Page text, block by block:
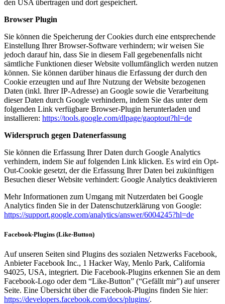
den USA übertragen und dort gespeichert.
Browser Plugin
Sie können die Speicherung der Cookies durch eine entsprechende
Einstellung Ihrer Browser-Software verhindern; wir weisen Sie
jedoch darauf hin, dass Sie in diesem Fall gegebenenfalls nicht
sämtliche Funktionen dieser Website vollumfänglich werden nutzen
können. Sie können darüber hinaus die Erfassung der durch den
Cookie erzeugten und auf Ihre Nutzung der Website bezogenen
Daten (inkl. Ihrer IP-Adresse) an Google sowie die Verarbeitung
dieser Daten durch Google verhindern, indem Sie das unter dem
folgenden Link verfügbare Browser-Plugin herunterladen und
installieren: https://tools.google.com/dlpage/gaoptout?hl=de
Widerspruch gegen Datenerfassung
Sie können die Erfassung Ihrer Daten durch Google Analytics
verhindern, indem Sie auf folgenden Link klicken. Es wird ein Opt-
Out-Cookie gesetzt, der die Erfassung Ihrer Daten bei zukünftigen
Besuchen dieser Website verhindert: Google Analytics deaktivieren
Mehr Informationen zum Umgang mit Nutzerdaten bei Google
Analytics finden Sie in der Datenschutzerklärung von Google:
https://support.google.com/analytics/answer/6004245?hl=de
Facebook-Plugins (Like-Button)
Auf unseren Seiten sind Plugins des sozialen Netzwerks Facebook,
Anbieter Facebook Inc., 1 Hacker Way, Menlo Park, California
94025, USA, integriert. Die Facebook-Plugins erkennen Sie an dem
Facebook-Logo oder dem “Like-Button” (“Gefällt mir”) auf unserer
Seite. Eine Übersicht über die Facebook-Plugins finden Sie hier:
https://developers.facebook.com/docs/plugins/.